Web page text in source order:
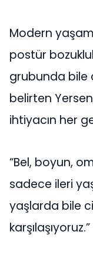
Modern
postür
grubunda bile
belirten
ihtiyacın her
“Bel, boyun,
sadece ileri
yaşlarda bile
karşılaşıyoruz.”